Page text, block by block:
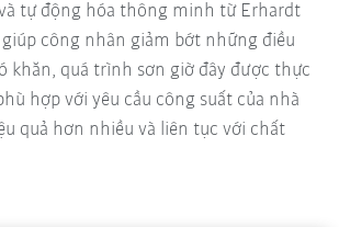
tự động hóa thông minh từ Erhardt
công nhân giảm bớt những điều
khăn, quá trình sơn giờ đây được thực
hợp với yêu cầu công suất của nhà
quả hơn nhiều và liên tục với chất